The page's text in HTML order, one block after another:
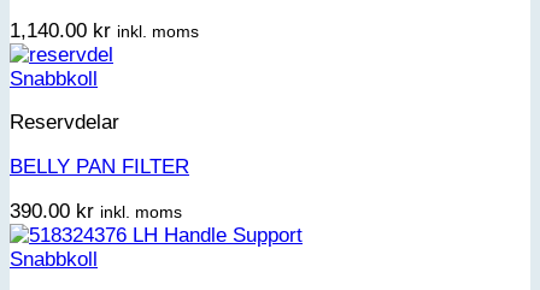
1,140.00 kr inkl. moms
Snabbkoll
Reservdelar
BELLY PAN FILTER
390.00 kr inkl. moms
Snabbkoll